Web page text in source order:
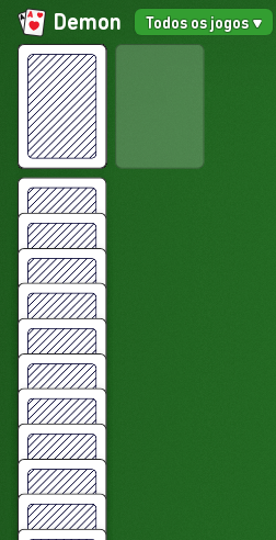
Demon Todos os jogos